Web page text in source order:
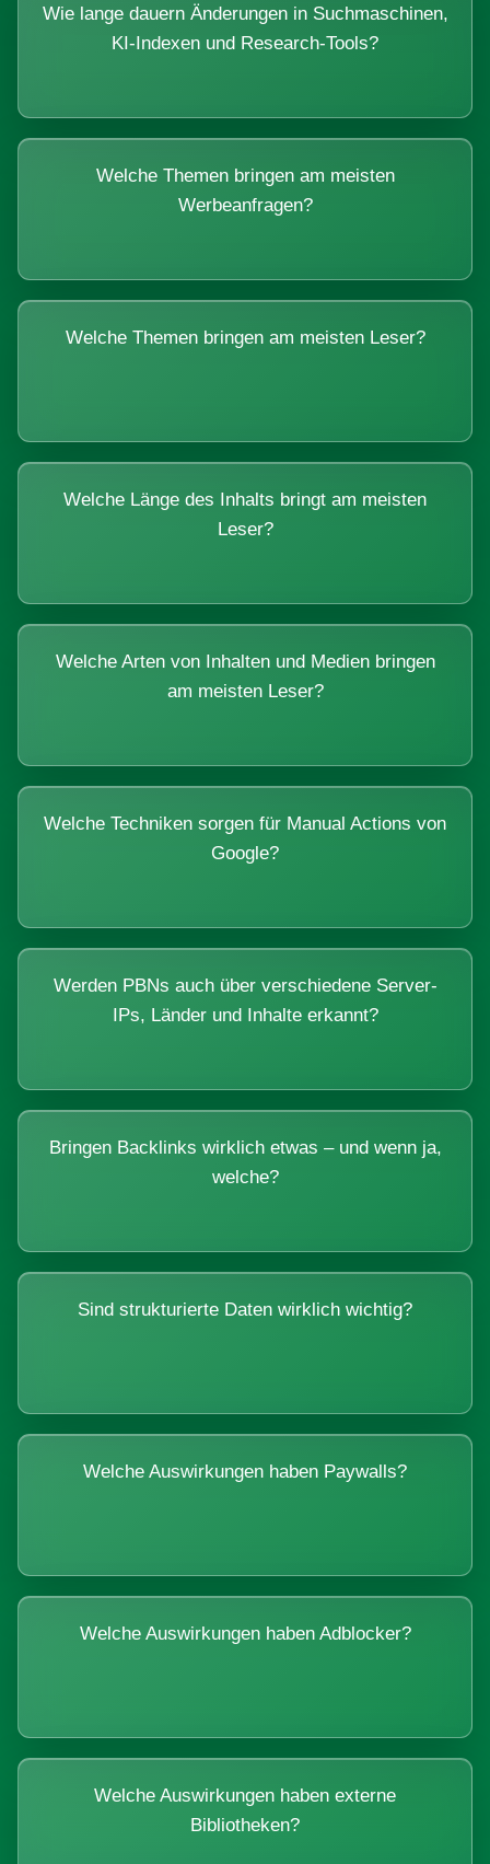
Wie lange dauern Änderungen in Suchmaschinen,
KI-Indexen und Research-Tools?
Welche Themen bringen am meisten
Werbeanfragen?
Welche Themen bringen am meisten Leser?
Welche Länge des Inhalts bringt am meisten
Leser?
Welche Arten von Inhalten und Medien bringen
am meisten Leser?
Welche Techniken sorgen für Manual Actions von
Google?
Werden PBNs auch über verschiedene Server-
IPs, Länder und Inhalte erkannt?
Bringen Backlinks wirklich etwas – und wenn ja,
welche?
Sind strukturierte Daten wirklich wichtig?
Welche Auswirkungen haben Paywalls?
Welche Auswirkungen haben Adblocker?
Welche Auswirkungen haben externe
Bibliotheken?